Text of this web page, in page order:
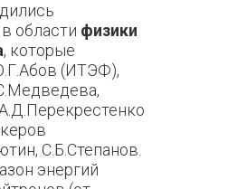
области физики
, которые
(ИТЭФ),
С.Б.Степанов.
энергий